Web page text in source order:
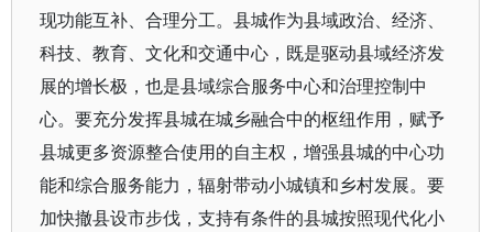
现功能互补、合理分工。县城作为县域政治、经济、
科技、教育、文化和交通中心，既是驱动县域经济发
展的增长极，也是县域综合服务中心和治理控制中
心。要充分发挥县城在城乡融合中的枢纽作用，赋予
县城更多资源整合使用的自主权，增强县城的中心功
能和综合服务能力，辐射带动小城镇和乡村发展。要
加快撤县设市步伐，支持有条件的县城按照现代化小